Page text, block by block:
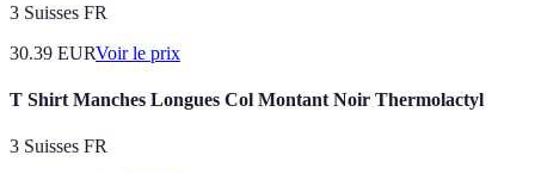
3 Suisses FR
30.39 EURVoir le prix
T Shirt Manches Longues Col Montant Noir Thermolactyl
3 Suisses FR